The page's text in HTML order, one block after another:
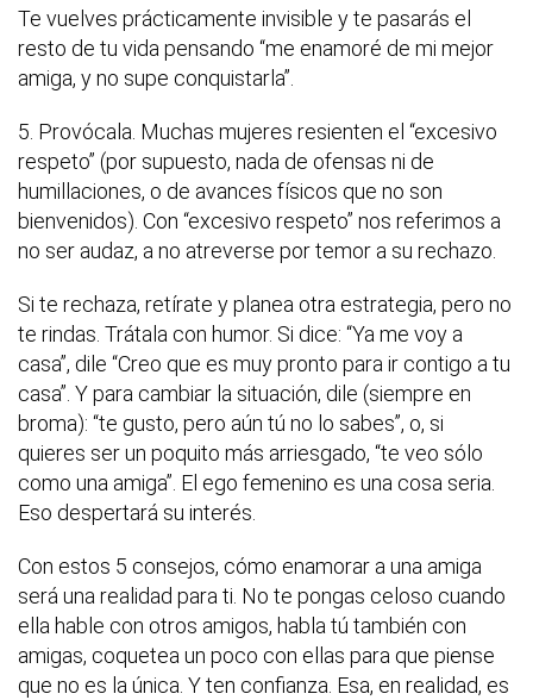
Te vuelves prácticamente invisible y te pasarás el
resto de tu vida pensando “me enamoré de mi mejor
amiga, y no supe conquistarla”.
5. Provócala. Muchas mujeres resienten el “excesivo
respeto” (por supuesto, nada de ofensas ni de
humillaciones, o de avances físicos que no son
bienvenidos). Con “excesivo respeto” nos referimos a
no ser audaz, a no atreverse por temor a su rechazo.
Si te rechaza, retírate y planea otra estrategia, pero no
te rindas. Trátala con humor. Si dice: “Ya me voy a
casa”, dile “Creo que es muy pronto para ir contigo a tu
casa”. Y para cambiar la situación, dile (siempre en
broma): “te gusto, pero aún tú no lo sabes”, o, si
quieres ser un poquito más arriesgado, “te veo sólo
como una amiga”. El ego femenino es una cosa seria.
Eso despertará su interés.
Con estos 5 consejos, cómo enamorar a una amiga
será una realidad para ti. No te pongas celoso cuando
ella hable con otros amigos, habla tú también con
amigas, coquetea un poco con ellas para que piense
que no es la única. Y ten confianza. Esa, en realidad, es